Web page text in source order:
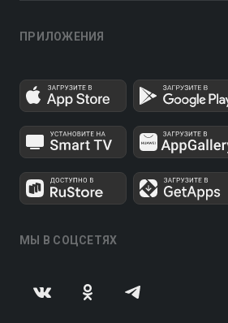
ПРИЛОЖЕНИЯ
МЫ В СОЦСЕТЯХ